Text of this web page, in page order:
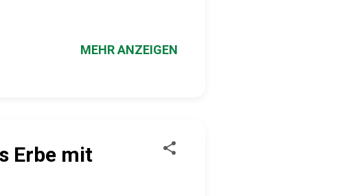
Wirkung Chorizo a la Sidra
Im Kern besteht das
Chorizo – die
MEHR ANZEIGEN
Erbe mit